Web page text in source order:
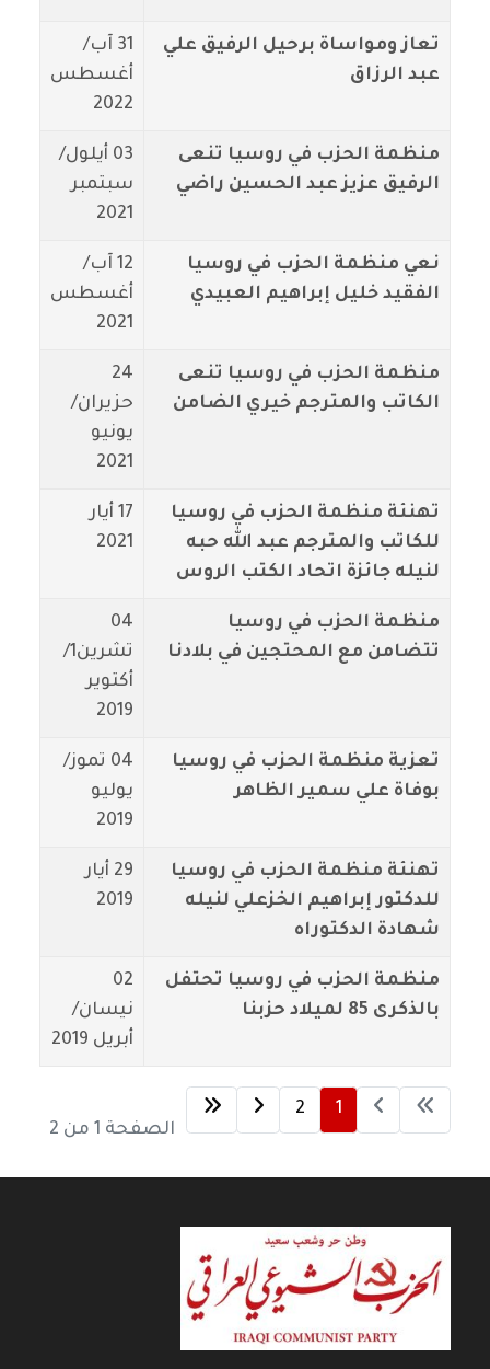
تعاز ومواساة برحيل الرفيق علي
عبد الرزاق
31 آب/
أغسطس
2022
منظمة الحزب في روسيا تنعى
الرفيق عزيز عبد الحسين راضي
03 أيلول/
سبتمبر
2021
نعي منظمة الحزب في روسيا
الفقيد خليل إبراهيم العبيدي
12 آب/
أغسطس
2021
منظمة الحزب في روسيا تنعى
الكاتب والمترجم خيري الضامن
24
حزيران/
يونيو
2021
تهنئة منظمة الحزب في روسيا
للكاتب والمترجم عبد الله حبه
لنيله جائزة اتحاد الكتب الروس
17 أيار
2021
منظمة الحزب في روسيا
تتضامن مع المحتجين في بلادنا
04
تشرين1/
أكتوير
2019
تعزية منظمة الحزب في روسيا
بوفاة علي سمير الظاهر
04 تموز/
يوليو
2019
تهنئة منظمة الحزب في روسيا
للدكتور إبراهيم الخزعلي لنيله
شهادة الدكتوراه
29 أيار
2019
منظمة الحزب في روسيا تحتفل
بالذكرى 85 لميلاد حزبنا
02
نيسان/
أبريل 2019
الصفحة 1 من 2
1
2